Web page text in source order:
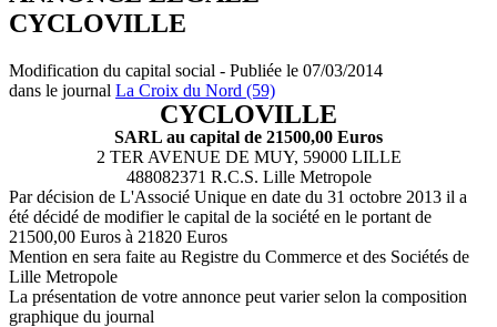
CYCLOVILLE
Modification du capital social - Publiée le 07/03/2014
dans le journal La Croix du Nord (59)
CYCLOVILLE
SARL au capital de 21500,00 Euros
2 TER AVENUE DE MUY, 59000 LILLE
488082371 R.C.S. Lille Metropole
Par décision de L'Associé Unique en date du 31 octobre 2013 il a
été décidé de modifier le capital de la société en le portant de
21500,00 Euros à 21820 Euros
Mention en sera faite au Registre du Commerce et des Sociétés de
Lille Metropole
La présentation de votre annonce peut varier selon la composition
graphique du journal